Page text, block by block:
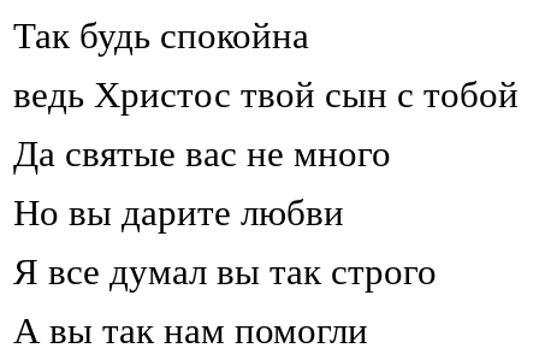
Так будь спокойна
ведь Христос твой сын с тобой
Да святые вас не много
Но вы дарите любви
Я все думал вы так строго
А вы так нам помогли